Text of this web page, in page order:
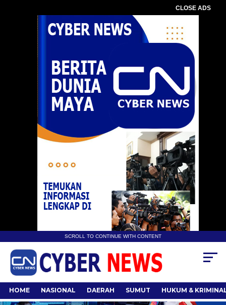
CLOSE ADS
SCROLL TO CONTINUE WITH CONTENT
HOME NASIONAL DAERAH SUMUT HUKUM &